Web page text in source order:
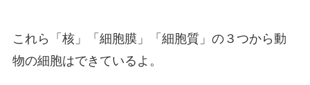
これら「核」「細胞膜」「細胞質」の３つから動
物の細胞はできているよ。